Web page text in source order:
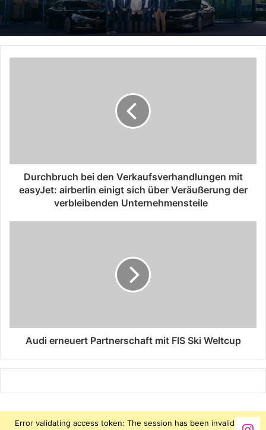
Durchbruch bei den Verkaufsverhandlungen mit
easyJet: airberlin einigt sich über Veräußerung der
verbleibenden Unternehmensteile
Audi erneuert Partnerschaft mit FIS Ski Weltcup
Error validating access token: The session has been invalidated